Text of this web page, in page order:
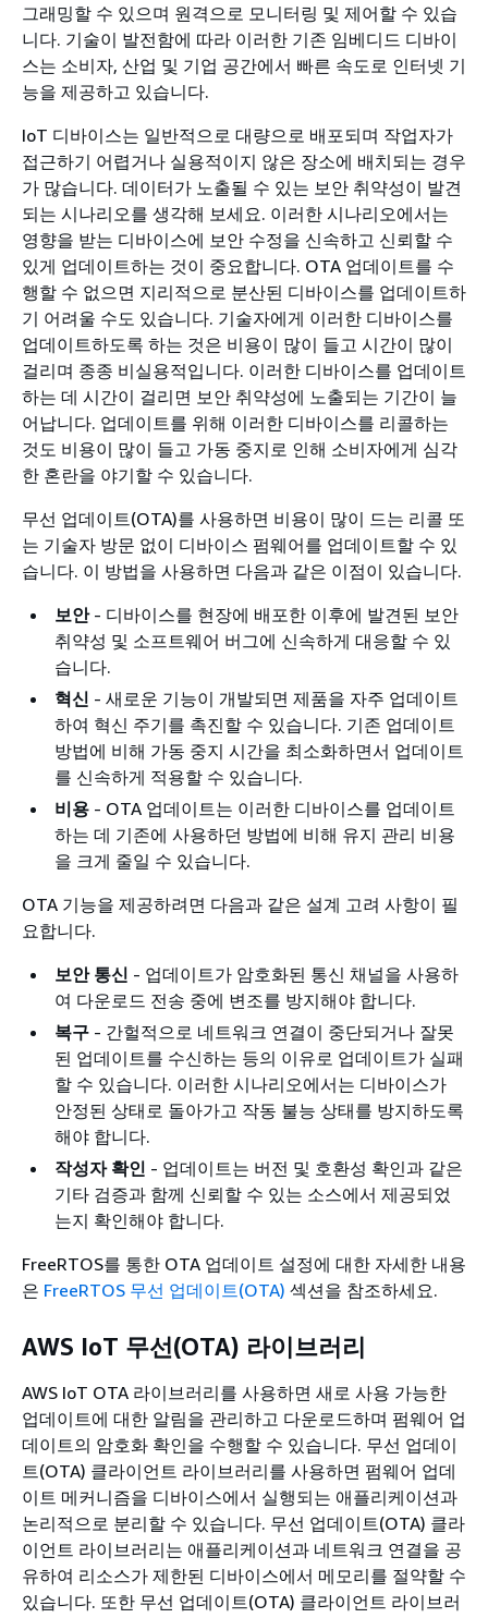
그래밍할 수 있으며 원격으로 모니터링 및 제어할 수 있습
니다. 기술이 발전함에 따라 이러한 기존 임베디드 디바이
스는 소비자, 산업 및 기업 공간에서 빠른 속도로 인터넷 기
능을 제공하고 있습니다.
IoT 디바이스는 일반적으로 대량으로 배포되며 작업자가
접근하기 어렵거나 실용적이지 않은 장소에 배치되는 경우
가 많습니다. 데이터가 노출될 수 있는 보안 취약성이 발견
되는 시나리오를 생각해 보세요. 이러한 시나리오에서는
영향을 받는 디바이스에 보안 수정을 신속하고 신뢰할 수
있게 업데이트하는 것이 중요합니다. OTA 업데이트를 수
행할 수 없으면 지리적으로 분산된 디바이스를 업데이트하
기 어려울 수도 있습니다. 기술자에게 이러한 디바이스를
업데이트하도록 하는 것은 비용이 많이 들고 시간이 많이
걸리며 종종 비실용적입니다. 이러한 디바이스를 업데이트
하는 데 시간이 걸리면 보안 취약성에 노출되는 기간이 늘
어납니다. 업데이트를 위해 이러한 디바이스를 리콜하는
것도 비용이 많이 들고 가동 중지로 인해 소비자에게 심각
한 혼란을 야기할 수 있습니다.
무선 업데이트(OTA)를 사용하면 비용이 많이 드는 리콜 또
는 기술자 방문 없이 디바이스 펌웨어를 업데이트할 수 있
습니다. 이 방법을 사용하면 다음과 같은 이점이 있습니다.
보안- 디바이스를 현장에 배포한 이후에 발견된 보안
취약성 및 소프트웨어 버그에 신속하게 대응할 수 있
습니다.
혁신 - 새로운 기능이 개발되면 제품을 자주 업데이트
하여 혁신 주기를 촉진할 수 있습니다. 기존 업데이트
방법에 비해 가동 중지 시간을 최소화하면서 업데이트
를 신속하게 적용할 수 있습니다.
비용 - OTA 업데이트는 이러한 디바이스를 업데이트
하는 데 기존에 사용하던 방법에 비해 유지 관리 비용
을 크게 줄일 수 있습니다.
OTA 기능을 제공하려면 다음과 같은 설계 고려 사항이 필
요합니다.
보안 통신 - 업데이트가 암호화된 통신 채널을 사용하
여 다운로드 전송 중에 변조를 방지해야 합니다.
복구 - 간헐적으로 네트워크 연결이 중단되거나 잘못
된 업데이트를 수신하는 등의 이유로 업데이트가 실패
할 수 있습니다. 이러한 시나리오에서는 디바이스가
안정된 상태로 돌아가고 작동 불능 상태를 방지하도록
해야 합니다.
작성자 확인 - 업데이트는 버전 및 호환성 확인과 같은
기타 검증과 함께 신뢰할 수 있는 소스에서 제공되었
는지 확인해야 합니다.
FreeRTOS를 통한 OTA 업데이트 설정에 대한 자세한 내용
은 FreeRTOS 무선 업데이트(OTA) 섹션을 참조하세요.
AWS IoT 무선(OTA) 라이브러리
AWS IoT OTA 라이브러리를 사용하면 새로 사용 가능한
업데이트에 대한 알림을 관리하고 다운로드하며 펌웨어 업
데이트의 암호화 확인을 수행할 수 있습니다. 무선 업데이
트(OTA) 클라이언트 라이브러리를 사용하면 펌웨어 업데
이트 메커니즘을 디바이스에서 실행되는 애플리케이션과
논리적으로 분리할 수 있습니다. 무선 업데이트(OTA) 클라
이언트 라이브러리는 애플리케이션과 네트워크 연결을 공
유하여 리소스가 제한된 디바이스에서 메모리를 절약할 수
있습니다. 또한 무선 업데이트(OTA) 클라이언트 라이브러